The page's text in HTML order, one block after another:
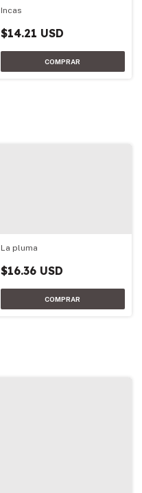
Incas
$14.21 USD
La pluma
$16.36 USD